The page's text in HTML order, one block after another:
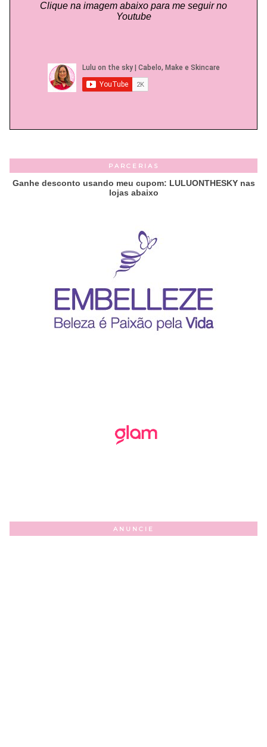
Clique na imagem abaixo para me seguir no
Youtube
PARCERIAS
Ganhe desconto usando meu cupom: LULUONTHESKY nas
lojas abaixo
ANUNCIE